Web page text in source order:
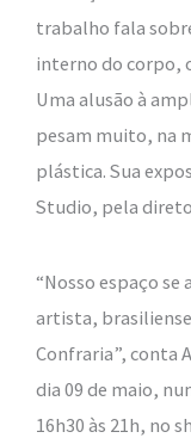
trabalho fala
interno do corpo,
Uma alusão à
pesam muito, na
plástica. Sua
Studio, pela
“Nosso espaço
artista,
Confraria”, conta
dia 09 de maio,
16h30 às 21h, no